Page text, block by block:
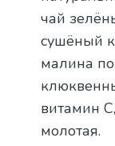
чай
сушёный
малина
витамин
молотая.